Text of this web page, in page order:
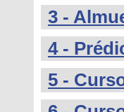
3 -
4 -
5 -